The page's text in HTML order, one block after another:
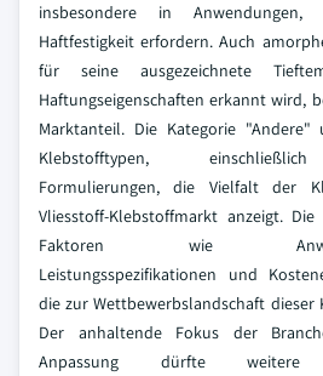
insbesondere in
Haftfestigkeit erfordern. Auch
für seine ausgezeichnete
Haftungseigenschaften erkannt wird,
Marktanteil. Die Kategorie "Andere"
Klebstofftypen,
Formulierungen, die Vielfalt der
Vliesstoff-Klebstoffmarkt anzeigt.
Faktoren wie
Leistungsspezifikationen und
die zur Wettbewerbslandschaft
Der anhaltende Fokus der
Anpassung dürfte weitere